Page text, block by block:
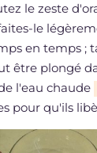
le zeste
le
en temps ;
être plongé
l'eau chaude
pour qu'ils